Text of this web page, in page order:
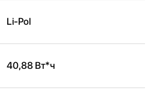
Li-Pol
40,88 Вт*ч